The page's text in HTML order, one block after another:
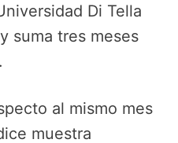
Di Tella
suma tres meses
al mismo mes
muestra